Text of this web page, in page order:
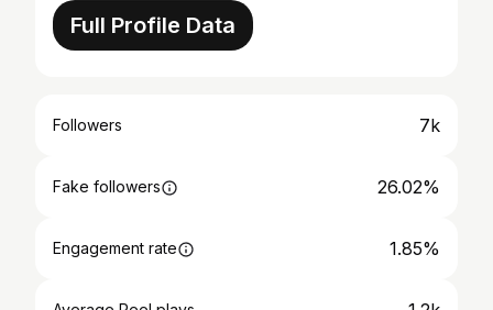
Full Profile Data
Followers 7k
Fake followers 26.02%
Engagement rate 1.85%